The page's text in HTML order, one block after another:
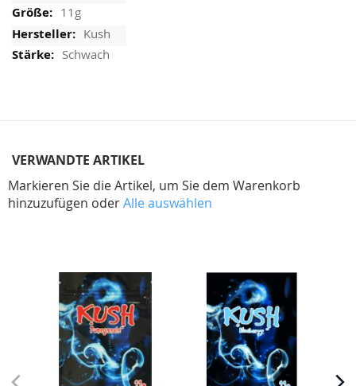
11g
Kush
Schwach
VERWANDTE ARTIKEL
Markieren Sie die Artikel, um Sie dem Warenkorb
hinzuzufügen oderAlle auswählen